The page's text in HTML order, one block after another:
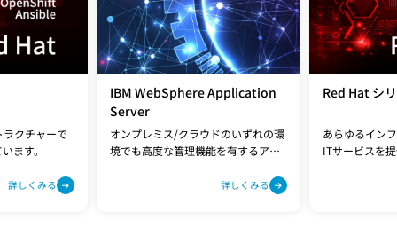
クチャーで
ます。
詳しくみる
IBM WebSphere Application
Server
オンプレミス/クラウドのいずれの環
境でも高度な管理機能を有するアプ
詳しくみる
Red Hat シ
あらゆるイン
ITサービスを